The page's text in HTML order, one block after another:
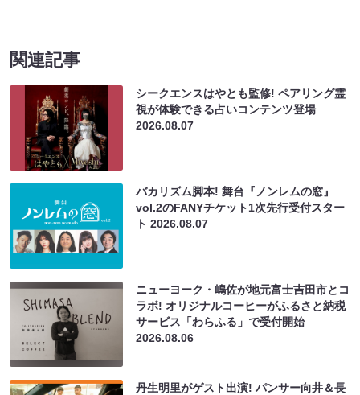
関連記事
シークエンスはやとも監修! ペアリング霊
視が体験できる占いコンテンツ登場
2026.08.07
バカリズム脚本! 舞台『ノンレムの窓』
vol.2のFANYチケット1次先行受付スター
ト2026.08.07
ニューヨーク・嶋佐が地元富士吉田市とコ
ラボ! オリジナルコーヒーがふるさと納税
サービス「わらふる」で受付開始
2026.08.06
丹生明里がゲスト出演! パンサー向井＆長